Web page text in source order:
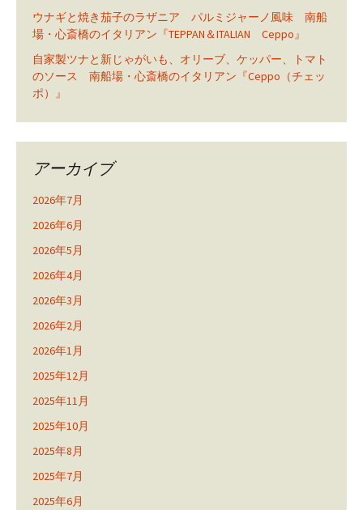
ウナギと焼き茄子のラザニア パルミジャーノ風味 南船
場・心斎橋のイタリアン『TEPPAN＆ITALIAN Ceppo』
自家製ツナと新じゃがいも、オリーブ、ケッパー、トマト
のソース 南船場・心斎橋のイタリアン『Ceppo（チェッ
ポ）』
アーカイブ
2026年7月
2026年6月
2026年5月
2026年4月
2026年3月
2026年2月
2026年1月
2025年12月
2025年11月
2025年10月
2025年8月
2025年7月
2025年6月